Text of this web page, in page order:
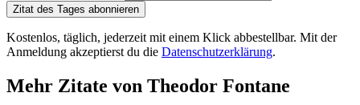
Zitat des Tages abonnieren
Kostenlos, täglich, jederzeit mit einem Klick abbestellbar. Mit der
Anmeldung akzeptierst du die Datenschutzerklärung.
Mehr Zitate von Theodor Fontane